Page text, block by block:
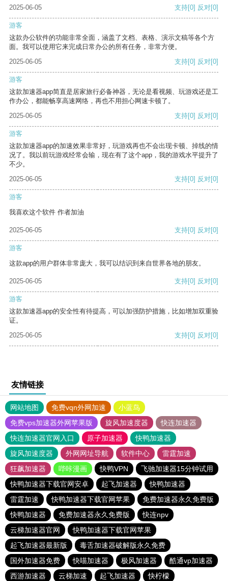
2025-06-05 支持[0] 反对[0]
游客
这款办公软件的功能非常全面，涵盖了文档、表格、演示文稿等各个方
面。我可以使用它来完成日常办公的所有任务，非常方便。
2025-06-05
支持[0] 反对[0]
游客
这款加速器app简直是居家旅行必备神器，无论是看视频、玩游戏还是工
作办公，都能畅享高速网络，再也不用担心网速卡顿了。
2025-06-05
支持[0] 反对[0]
游客
这款加速器app的加速效果非常好，玩游戏再也不会出现卡顿、掉线的情
况了。我以前玩游戏经常会输，现在有了这个app，我的游戏水平提升了
不少。
2025-06-05
支持[0] 反对[0]
游客
我喜欢这个软件 作者加油
2025-06-05 支持[0] 反对[0]
游客
这款app的用户群体非常庞大，我可以结识到来自世界各地的朋友。
2025-06-05 支持[0] 反对[0]
游客
这款加速器app的安全性有待提高，可以加强防护措施，比如增加双重验
证。
2025-06-05
支持[0] 反对[0]
友情链接
网站地图 免费vqn外网加速
小蓝鸟
免费vps加速器外网苹果版
旋风加速度器
快连加速器
快连加速器官网入口
原子加速器
快鸭加速器
旋风加速度器
外网网址导航 软件中心
雷霆加速
狂飙加速器
哔咔漫画 快鸭VPN
飞驰加速器15分钟试用
快鸭加速器下载官网安卓
起飞加速器
快鸭加速器
雷霆加速
快鸭加速器下载官网苹果
免费加速器永久免费版
快鸭加速器
免费加速器永久免费版
快连npv
云梯加速器官网
快鸭加速器下载官网苹果
起飞加速器最新版
毒舌加速器破解版永久免费
国外加速器免费
快喵加速器 极风加速器
酷通vp加速器
西游加速器
云梯加速 起飞加速器 快柠檬